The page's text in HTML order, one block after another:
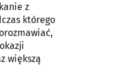
z
którego
większą